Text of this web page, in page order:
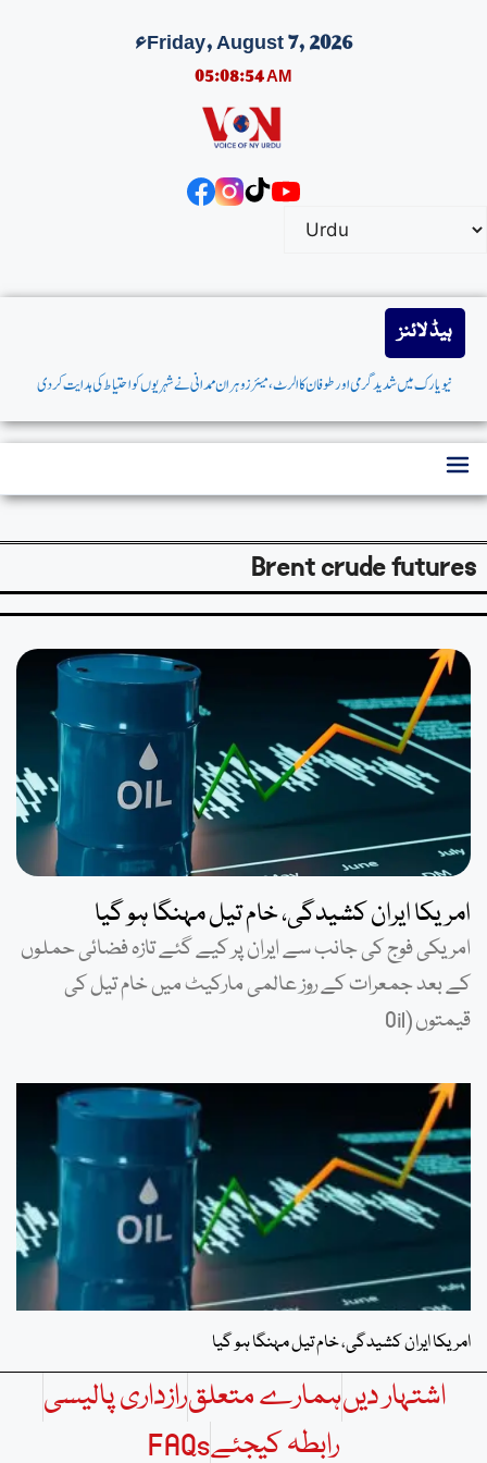
Friday, August 7, 2026ء
05:08:55 AM
ہیڈ لائنز
نیویارک میں شدیدگرمی اورطوفان کاالرٹ،میئر زوہران ممدانی نےشہریوں کواحتیاط کی ہدایت کردی
Brent crude futures
امریکا ایران کشیدگی، خام تیل مہنگا ہو گیا
امریکی فوج کی جانب سے ایران پر کیے گئے تازہ فضائی حملوں
کے بعد جمعرات کے روز عالمی مارکیٹ میں خام تیل کی
قیمتوں (Oil
امریکا ایران کشیدگی، خام تیل مہنگا ہو گیا
اشتہار دیںہمارے متعلقرازداری پالیسی
رابطہ کیجئےFAQs